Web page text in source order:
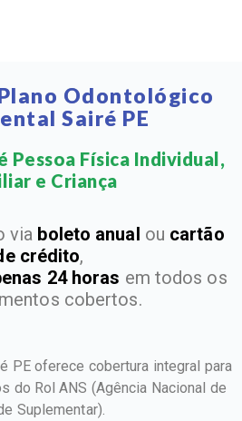
Odontológico
Sairé PE
Pessoa Física Individual,
e Criança​
via boleto anual ou cartão
crédito,
24 horas em todos os
cobertos.
PE oferece cobertura integral para
do Rol ANS (Agência Nacional de
Suplementar).